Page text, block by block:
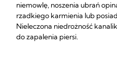
niemowlę, noszenia ubrań
rzadkiego karmienia lub
Nieleczona niedrożność
do zapalenia piersi.